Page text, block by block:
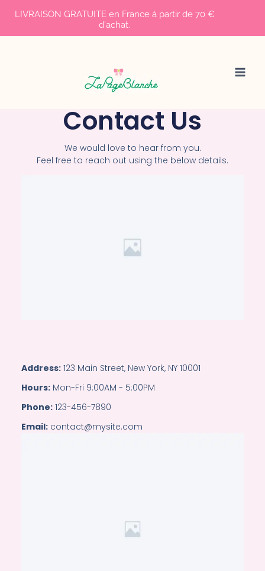
Contact Us
We would love to hear from you.
Feel free to reach out using the below details.
Address:123 Main Street, New York, NY 10001
Hours:Mon-Fri 9:00AM - 5:00PM
Phone:123-456-7890
Email:contact@mysite.com
LIVRAISON GRATUITE en France à partir de 70 €
d'achat.